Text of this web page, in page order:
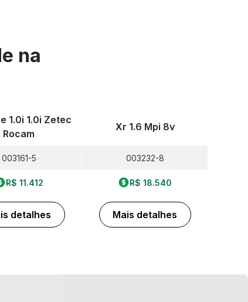
na
1.0i 1.0i Zetec
Rocam
003161-5
R$ 11.412
detalhes
Xr 1.6 Mpi 8v
003232-8
R$ 18.540
Mais detalhes